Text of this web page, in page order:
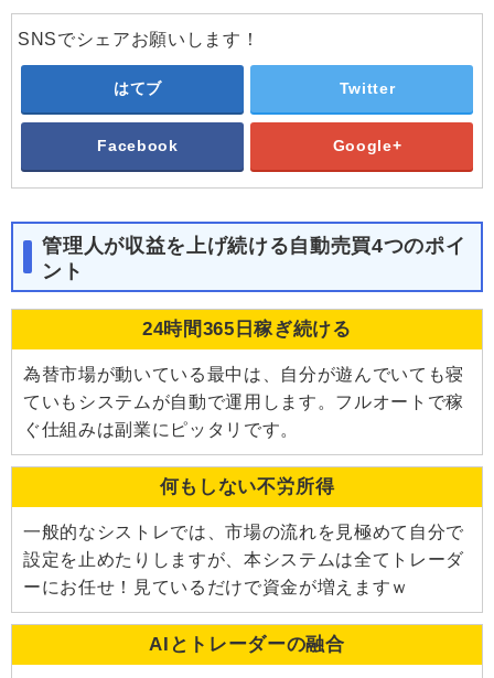
SNSでシェアお願いします！
はてブ Twitter
Facebook Google+
管理人が収益を上げ続ける自動売買4つのポイ
ント
24時間365日稼ぎ続ける
為替市場が動いている最中は、自分が遊んでいても寝
ていもシステムが自動で運用します。フルオートで稼
ぐ仕組みは副業にピッタリです。
何もしない不労所得
一般的なシストレでは、市場の流れを見極めて自分で
設定を止めたりしますが、本システムは全てトレーダ
ーにお任せ！見ているだけで資金が増えますｗ
AIとトレーダーの融合